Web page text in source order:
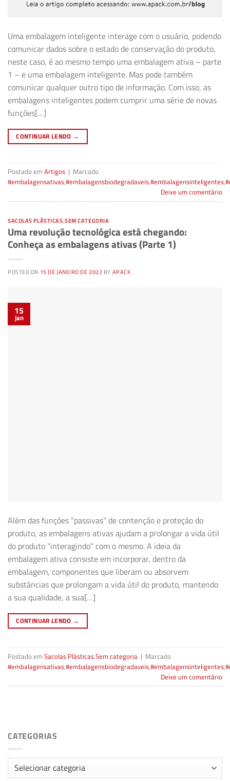
Uma embalagem inteligente interage com o usuário, podendo
comunicar dados sobre o estado de conservação do produto,
neste caso, é ao mesmo tempo uma embalagem ativa – parte
1 – e uma embalagem inteligente. Mas pode também
comunicar qualquer outro tipo de informação. Com isso, as
embalagens inteligentes podem cumprir uma série de novas
funções[…]
CONTINUAR LENDO →
Postado em Artigos | Marcado
#embalagensativas,#embalagensbiodegradaveis,#embalagensinteligentes,
Deixe um comentário
SACOLAS PLÁSTICAS,SEM CATEGORIA
Uma revolução tecnológica está chegando:
Conheça as embalagens ativas (Parte 1)
POSTED ON 15 DE JANEIRO DE 2022 BY APACK
15
jan
Além das funções “passivas” de contenção e proteção do
produto, as embalagens ativas ajudam a prolongar a vida útil
do produto “interagindo” com o mesmo. A ideia da
embalagem ativa consiste em incorporar, dentro da
embalagem, componentes que liberam ou absorvem
substâncias que prolongam a vida útil do produto, mantendo
a sua qualidade, a sua[…]
CONTINUAR LENDO →
Postado em Sacolas Plásticas,Sem categoria | Marcado
#embalagensativas,#embalagensbiodegradaveis,#embalagensinteligentes,
Deixe um comentário
CATEGORIAS
Categorias